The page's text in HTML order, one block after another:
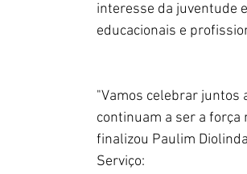
interesse da juventude
educacionais e
"Vamos celebrar juntos
continuam a ser a
finalizou Paulim
Serviço: